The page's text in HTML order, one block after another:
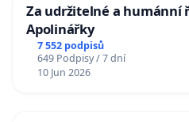
Za udržitelné a humánní
Apolinářky
7 552 podpisů
649 Podpisy / 7 dní
10 Jun 2026